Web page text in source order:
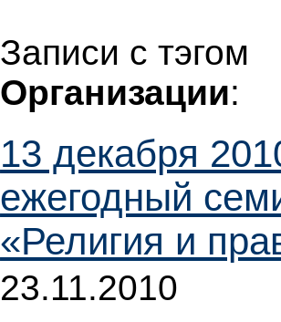
15.07.2014
Уоммака
Записи с тэгом
Организации:
13 декабря
ежегодный
«Религия и
23.11.2010